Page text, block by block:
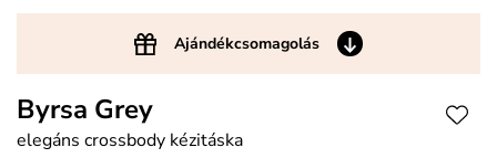
Ajándékcsomagolás
Byrsa Grey
elegáns crossbody kézitáska